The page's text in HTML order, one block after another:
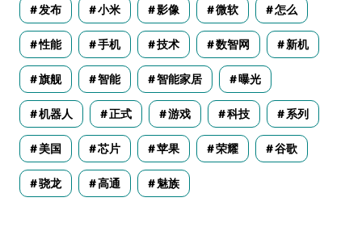
发布 小米 影像 微软 怎么
性能 手机 技术 数智网 新机
旗舰 智能 智能家居 曝光
机器人 正式 游戏 科技 系列
美国 芯片 苹果 荣耀 谷歌
骁龙 高通 魅族